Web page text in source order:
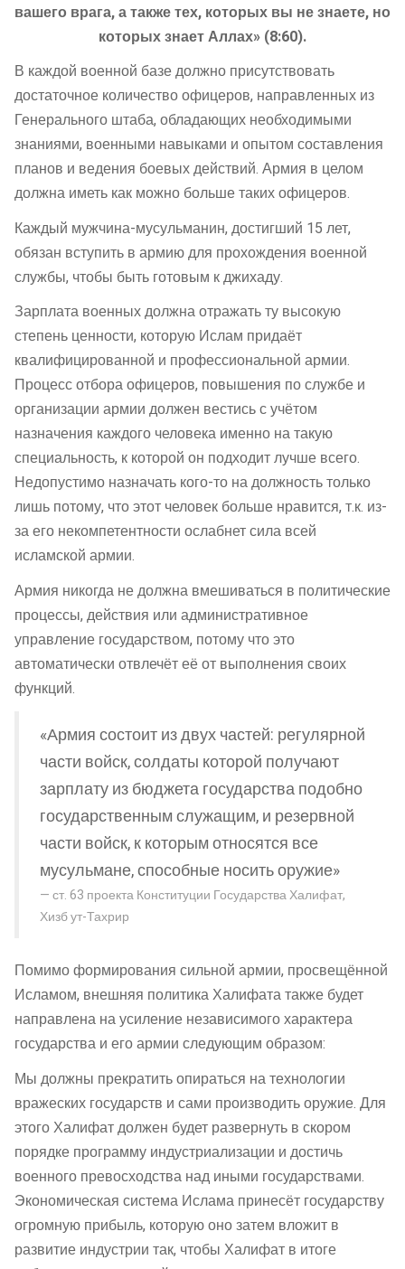
вашего врага, а также тех, которых вы не знаете, но
которых знает Аллах» (8:60).
В каждой военной базе должно присутствовать
достаточное количество офицеров, направленных из
Генерального штаба, обладающих необходимыми
знаниями, военными навыками и опытом составления
планов и ведения боевых действий. Армия в целом
должна иметь как можно больше таких офицеров.
Каждый мужчина-мусульманин, достигший 15 лет,
обязан вступить в армию для прохождения военной
службы, чтобы быть готовым к джихаду.
Зарплата военных должна отражать ту высокую
степень ценности, которую Ислам придаёт
квалифицированной и профессиональной армии.
Процесс отбора офицеров, повышения по службе и
организации армии должен вестись с учётом
назначения каждого человека именно на такую
специальность, к которой он подходит лучше всего.
Недопустимо назначать кого-то на должность только
лишь потому, что этот человек больше нравится, т.к. из-
за его некомпетентности ослабнет сила всей
исламской армии.
Армия никогда не должна вмешиваться в политические
процессы, действия или административное
управление государством, потому что это
автоматически отвлечёт её от выполнения своих
функций.
«Армия состоит из двух частей: регулярной
части войск, солдаты которой получают
зарплату из бюджета государства подобно
государственным служащим, и резервной
части войск, к которым относятся все
мусульмане, способные носить оружие»
ст. 63 проекта Конституции Государства Халифат,
Хизб ут-Тахрир
Помимо формирования сильной армии, просвещённой
Исламом, внешняя политика Халифата также будет
направлена на усиление независимого характера
государства и его армии следующим образом:
Мы должны прекратить опираться на технологии
вражеских государств и сами производить оружие. Для
этого Халифат должен будет развернуть в скором
порядке программу индустриализации и достичь
военного превосходства над иными государствами.
Экономическая система Ислама принесёт государству
огромную прибыль, которую оно затем вложит в
развитие индустрии так, чтобы Халифат в итоге